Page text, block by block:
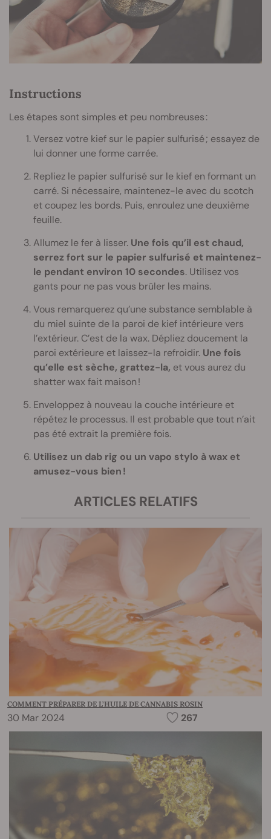
Instructions
Les étapes sont simples et peu nombreuses :
Versez votre kief sur le papier sulfurisé ; essayez de
lui donner une forme carrée.
Repliez le papier sulfurisé sur le kief en formant un
carré. Si nécessaire, maintenez-le avec du scotch
et coupez les bords. Puis, enroulez une deuxième
feuille.
Allumez le fer à lisser. Une fois qu’il est chaud,
serrez fort sur le papier sulfurisé et maintenez-
le pendant environ 10 secondes. Utilisez vos
gants pour ne pas vous brûler les mains.
Vous remarquerez qu’une substance semblable à
du miel suinte de la paroi de kief intérieure vers
l’extérieur. C’est de la wax. Dépliez doucement la
paroi extérieure et laissez-la refroidir. Une fois
qu’elle est sèche, grattez-la, et vous aurez du
shatter wax fait maison !
Enveloppez à nouveau la couche intérieure et
répétez le processus. Il est probable que tout n’ait
pas été extrait la première fois.
Utilisez un dab rig ou un vapo stylo à wax et
amusez-vous bien !
ARTICLES RELATIFS
COMMENT PRÉPARER DE L’HUILE DE CANNABIS ROSIN
30 Mar 2024 267